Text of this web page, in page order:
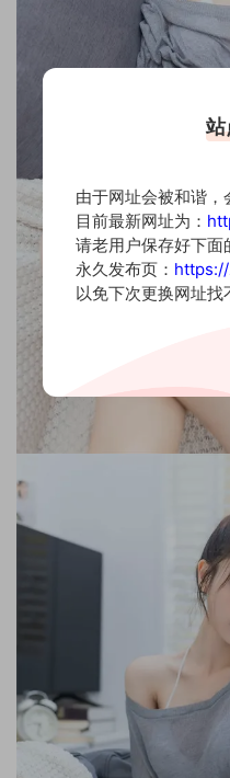
站
由于网址会被和谐，
目前最新网址为：
请老用户保存好下面
永久发布页：
以免下次更换网址找